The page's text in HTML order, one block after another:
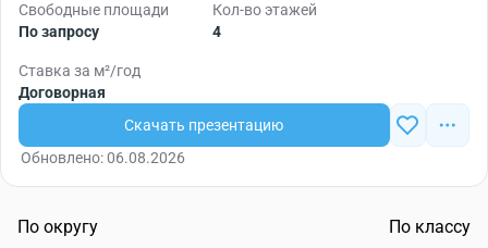
Свободные площади
По запросу
Кол-во этажей
4
Ставка за м²/год
Договорная
Скачать презентацию
Обновлено: 06.08.2026
По округу
По классу